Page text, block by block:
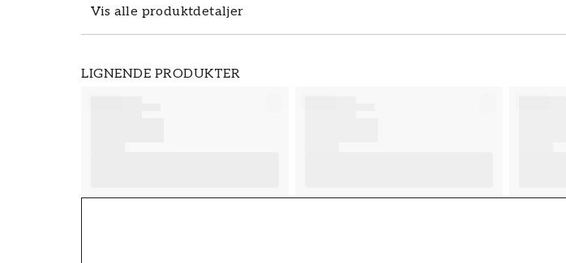
Vis alle produktdetaljer
LIGNENDE PRODUKTER